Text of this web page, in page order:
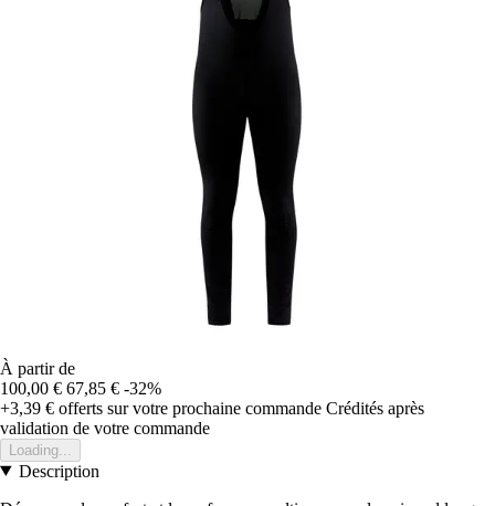
À partir de
100,00 € 67,85 € -32%
+3,39 € offerts sur votre prochaine commande Crédités après
validation de votre commande
Loading...
Description